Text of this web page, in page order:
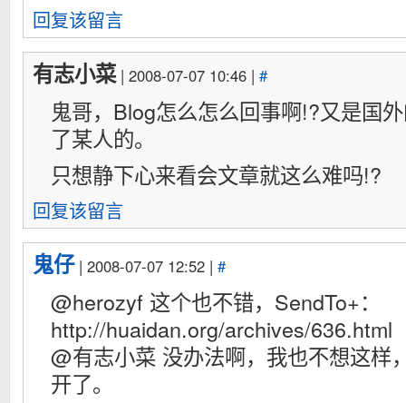
回复该留言
有志小菜| 2008-07-07 10:46 | #
鬼哥，Blog怎么怎么回事啊!?又是国
了某人的。
只想静下心来看会文章就这么难吗!?
回复该留言
鬼仔| 2008-07-07 12:52 | #
@herozyf 这个也不错，SendTo+：
http://huaidan.org/archives/636.html
@有志小菜 没办法啊，我也不想这样
开了。